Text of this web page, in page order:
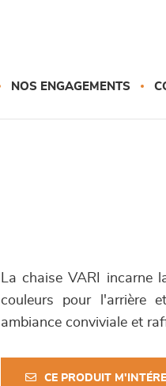
NOS ENGAGEMENTS
La chaise VARI incarne
couleurs pour l'arrière
ambiance conviviale et
CE PRODUIT